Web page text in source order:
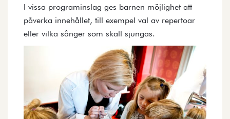
I vissa programinslag ges barnen möjlighet att
påverka innehållet, till exempel val av repertoar
eller vilka sånger som skall sjungas.